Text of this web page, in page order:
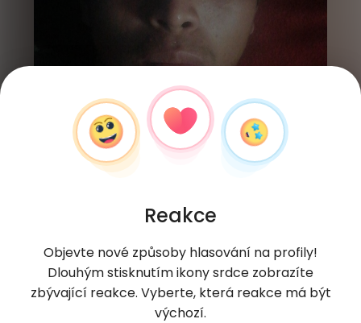
Reakce
Objevte nové způsoby hlasování na profily!
Dlouhým stisknutím ikony srdce zobrazíte
zbývající reakce. Vyberte, která reakce má být
výchozí.